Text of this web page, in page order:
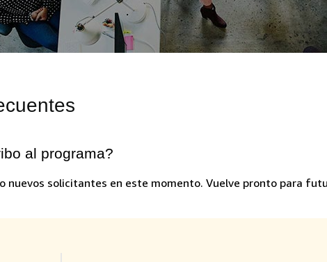
al programa?
nuevos solicitantes en este momento. Vuelve pronto para